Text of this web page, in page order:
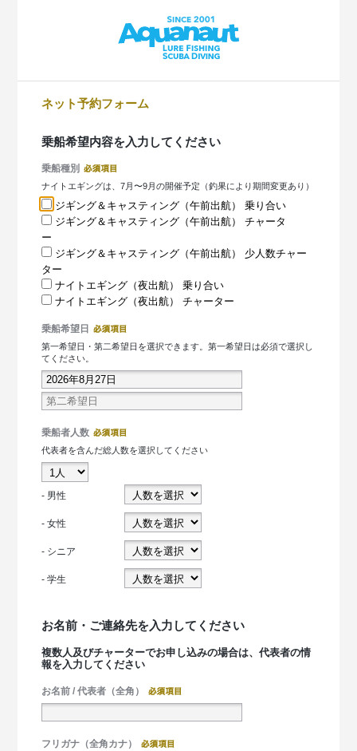
ネット予約フォーム
乗船希望内容を入力してください
乗船種別
ナイトエギングは、7月〜9月の開催予定（釣果により期間変更あり）
ジギング＆キャスティング（午前出航） 乗り合い
ジギング＆キャスティング（午前出航） チャータ
ー
ジギング＆キャスティング（午前出航） 少人数チャー
ター
ナイトエギング（夜出航） 乗り合い
ナイトエギング（夜出航） チャーター
乗船希望日
第一希望日・第二希望日を選択できます。第一希望日は必須で選択し
てください。
乗船者人数
代表者を含んだ総人数を選択してください
- 男性
- 女性
- シニア
- 学生
お名前・ご連絡先を入力してください
複数人及びチャーターでお申し込みの場合は、代表者の情
報を入力してください
お名前 / 代表者（全角）
フリガナ（全角カナ）